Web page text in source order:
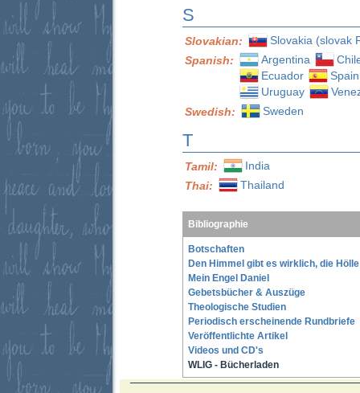
S
Slovakian:
Slovakia (slovak
Spanish:
Argentina
Ecuador
Spain
Uruguay
Swedish:
Sweden
T
Tamil:
India
Thai:
Thailand
Bibliographie
Botschaften
Den Himmel gibt es wirklich, die
Mein Engel Daniel
Gebetsbücher & Auszüge
Theologische Studien
Periodisch erscheinende Rundbriefe
Veröffentlichte Artikel
Videos und CD's
WLIG - Bücherladen